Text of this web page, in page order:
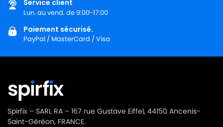
Service client
Lun. au vend. de 9:00-17:00
Paiement sécurisé.
PayPal / MasterCard / Visa
Spirfix – SARL RA – 167 rue Gustave Eiffel, 44150 Ancenis-
Saint-Géréon, FRANCE.